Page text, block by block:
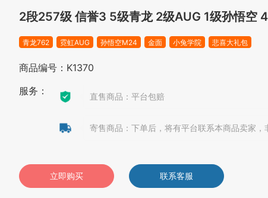
2段257级 信誉3 5级青龙 2级AUG 1级孙悟空
青龙762 霓虹AUG 孙悟空M24 金面 小兔学院 悲喜大礼包
商品编号：K1370
服务：
直售商品：平台包赔
寄售商品：下单后，将有平台联系本商品卖家，
立即购买 联系客服